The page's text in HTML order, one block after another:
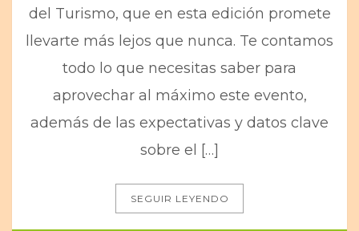
del Turismo, que en esta edición promete
llevarte más lejos que nunca. Te contamos
todo lo que necesitas saber para
aprovechar al máximo este evento,
además de las expectativas y datos clave
sobre el […]
SEGUIR LEYENDO